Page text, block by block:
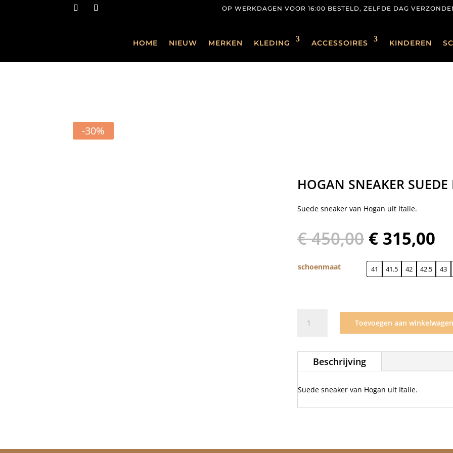
OP WERKDAGEN VOOR 16:00 BESTELD, ZELFDE DAG
HOME NIEUW MERKEN KLEDING ACCESSOIRES KINDEREN
-30%
HOGAN SNEAKER
Suede sneaker van Hogan uit Italie.
€450,00 prijs
was:
€ 450,00.
€ 315,00
is:
€
schoenmaat 41 41.5 42 42.5 43
sneaker
lichtbruin
hyperlight
Toevoegen aan winkelwagen
Beschrijving
Suede sneaker van Hogan uit Italie.